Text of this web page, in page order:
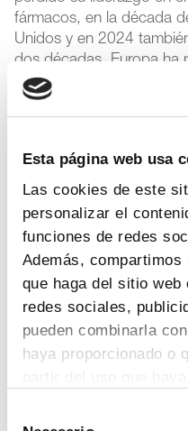
Esta página web usa
Las cookies de este
personalizar el
funciones de redes
Además,
que haga del sitio
redes sociales,
pueden combinarla
haya proporcionado o
Para más información
fármacos, en la década
Unidos y en 2024
dos décadas, Europa ha
inversión en I+D. Esto
del Gobierno de EEUU
En un contexto de
farmacéutica emerge
reforzar la autonomía
Sin embargo, es
Administraciones que
por la innovación y
el ecosistema de
Siete medidas para